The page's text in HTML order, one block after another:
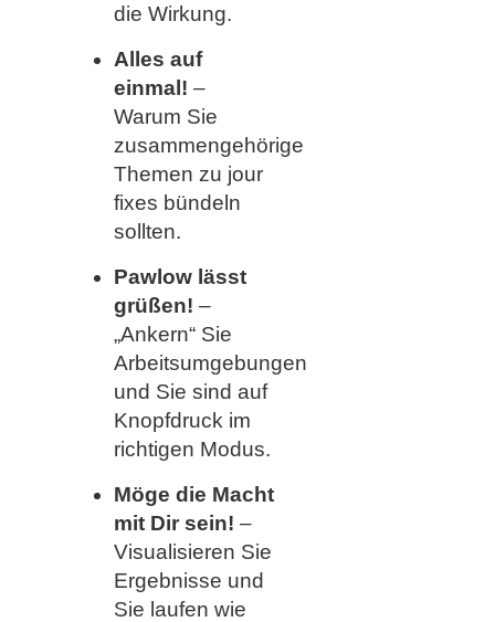
die Wirkung.
Alles auf
einmal! –
Warum Sie
zusammengehörige
Themen zu jour
fixes bündeln
sollten.
Pawlow lässt
grüßen! –
„Ankern“ Sie
Arbeitsumgebungen
und Sie sind auf
Knopfdruck im
richtigen Modus.
Möge die Macht
mit Dir sein! –
Visualisieren Sie
Ergebnisse und
Sie laufen wie